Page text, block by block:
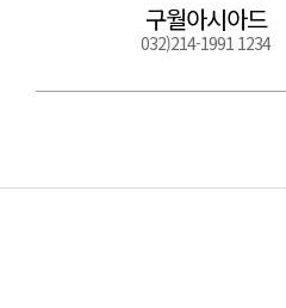
구월아시아드
032)214-1991 1234